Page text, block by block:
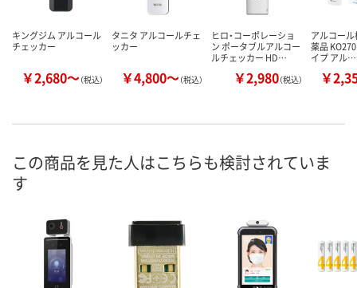
キングジム アルコール
チェッカー
￥2,680～（税込）
タニタ アルコールチェ
ッカー
￥4,800～（税込）
ヒロ・コーポレーショ
ン ポータブルアルコー
ルチェッカー HD…
￥2,980（税込）
アルコー
薬品
イプ アル…
￥
この商品を見た人はこちらも検討されていま
す